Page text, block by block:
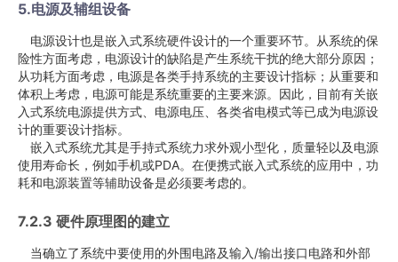
5.电源及辅组设备
电源设计也是嵌入式系统硬件设计的一个重要环节。从系统的保
险性方面考虑，电源设计的缺陷是产生系统干扰的绝大部分原因；
从功耗方面考虑，电源是各类手持系统的主要设计指标；从重要和
体积上考虑，电源可能是系统重要的主要来源。因此，目前有关嵌
入式系统电源提供方式、电源电压、各类省电模式等已成为电源设
计的重要设计指标。
嵌入式系统尤其是手持式系统力求外观小型化，质量轻以及电源
使用寿命长，例如手机或PDA。在便携式嵌入式系统的应用中，功
耗和电源装置等辅助设备是必须要考虑的。
7.2.3 硬件原理图的建立
当确立了系统中要使用的外围电路及输入/输出接口电路和外部